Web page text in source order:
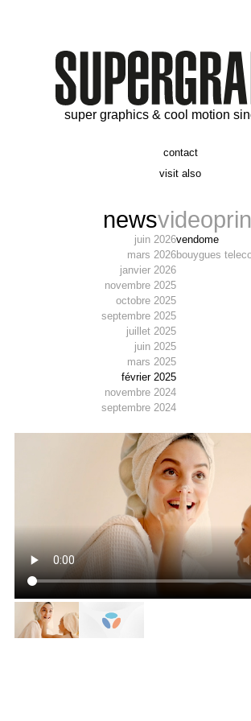
super graphics & cool motion
contact
t. 06 09 56 46 73
visit also
newsvideo
juin 2026
mars 2026
janvier 2026
novembre 2025
octobre 2025
septembre 2025
juillet 2025
juin 2025
mars 2025
février 2025
novembre 2024
septembre 2024
vendome
bouygues